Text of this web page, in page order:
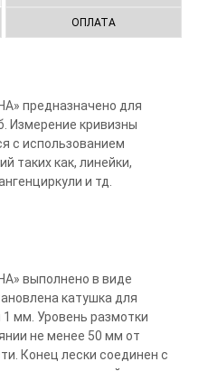
ОПЛАТА
предназначено для
Измерение кривизны
с использованием
таких как, линейки,
и тд.
выполнено в виде
катушка для
мм. Уровень размотки
не менее 50 мм от
Конец лески соединен с